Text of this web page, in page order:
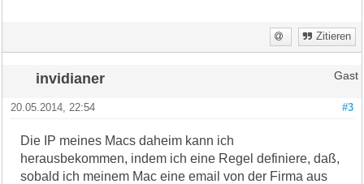
Zitieren
invidianer Gast
#3
20.05.2014, 22:54
Die IP meines Macs daheim kann ich
herausbekommen, indem ich eine Regel definiere, daß,
sobald ich meinem Mac eine email von der Firma aus